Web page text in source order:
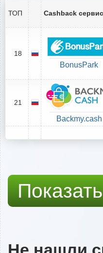
ТОП Cashback сервис
18
BonusPark
21
Backmy.cash